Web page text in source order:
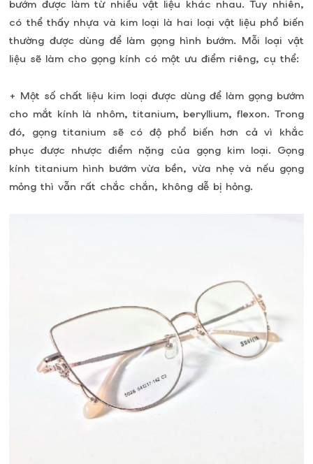
bướm được làm từ nhiều vật liệu khác nhau. Tuy nhiên,
có thể thấy nhựa và kim loại là hai loại vật liệu phổ biến
thường được dùng để làm gọng hình bướm. Mỗi loại vật
liệu sẽ làm cho gọng kính có một ưu điểm riêng, cụ thể:
+ Một số chất liệu kim loại được dùng để làm gọng bướm
cho mắt kính là nhôm, titanium, beryllium, flexon. Trong
đó, gọng titanium sẽ có độ phổ biến hơn cả vì khắc
phục được nhược điểm nặng của gọng kim loại. Gọng
kính titanium hình bướm vừa bền, vừa nhẹ và nếu gọng
mỏng thì vẫn rất chắc chắn, không dễ bị hỏng.